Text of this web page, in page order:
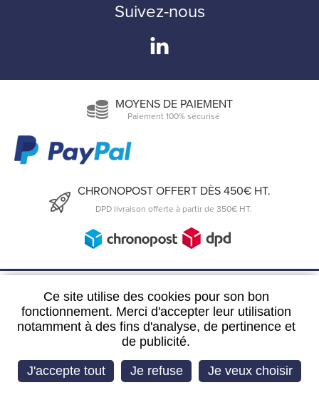
Ce site utilise des cookies pour son bon
fonctionnement. Merci d'accepter leur utilisation
notamment à des fins d'analyse, de pertinence et
de publicité.
J'accepte tout Je refuse Je veux choisir
Suivez-nous
MOYENS DE PAIEMENT
Paiement 100% sécurisé
CHRONOPOST OFFERT DÈS 450€ HT.
DPD livraison offerte à partir de 350€ HT.
6, Rue du 19 Mars 1962
57300 Hagondange
FRANCE
03 72 39 63 29
Imaginé parIS Webdesign‎ - CMS :Flexit©‎